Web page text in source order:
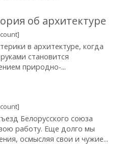
об архитектуре
в архитектуре, когда
становится
природно-...
Белорусского союза
работу. Еще долго мы
осмысляя свои и чужие...